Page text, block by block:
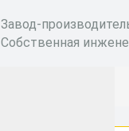
Завод-
Собственная